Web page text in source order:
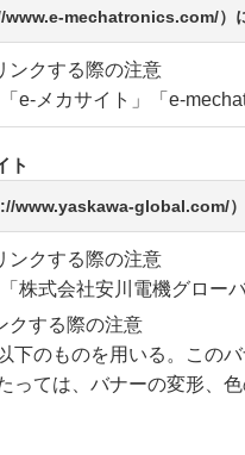
mechatronics.com/）
ンクする際の注意
e-メカサイト」「e-
ト
www.yaskawa-global.com/）
ンクする際の注意
株式会社安川電機グロー
クする際の注意
下のものを用いる。この
っては、バナーの変形、